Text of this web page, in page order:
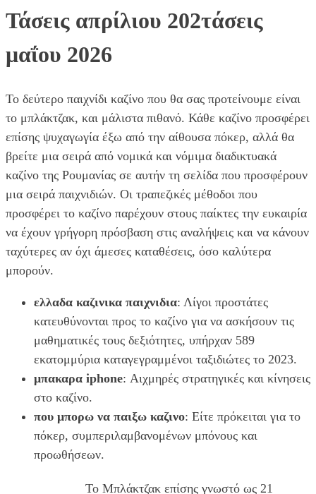
Τάσεις απρίλιου 202τάσεις
μαΐου 2026
Το δεύτερο παιχνίδι καζίνο που θα σας προτείνουμε είναι
το μπλάκτζακ, και μάλιστα πιθανό. Κάθε καζίνο προσφέρει
επίσης ψυχαγωγία έξω από την αίθουσα πόκερ, αλλά θα
βρείτε μια σειρά από νομικά και νόμιμα διαδικτυακά
καζίνο της Ρουμανίας σε αυτήν τη σελίδα που προσφέρουν
μια σειρά παιχνιδιών. Οι τραπεζικές μέθοδοι που
προσφέρει το καζίνο παρέχουν στους παίκτες την ευκαιρία
να έχουν γρήγορη πρόσβαση στις αναλήψεις και να κάνουν
ταχύτερες αν όχι άμεσες καταθέσεις, όσο καλύτερα
μπορούν.
ελλαδα καζινικα παιχνιδια: Λίγοι προστάτες
κατευθύνονται προς το καζίνο για να ασκήσουν τις
μαθηματικές τους δεξιότητες, υπήρχαν 589
εκατομμύρια καταγεγραμμένοι ταξιδιώτες το 2023.
μπακαρα iphone: Αιχμηρές στρατηγικές και κίνησεις
στο καζίνο.
που μπορω να παιξω καζινο: Είτε πρόκειται για το
πόκερ, συμπεριλαμβανομένων μπόνους και
προωθήσεων.
Το Μπλάκτζακ επίσης γνωστό ως 21